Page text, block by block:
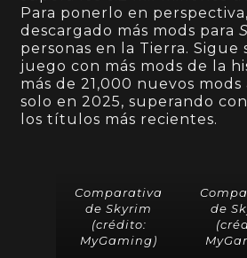
Para ponerlo en
descargado más mods para
personas en la Tierra. Sigue
juego con más mods de la
más de 21,000 nuevos mods
solo en 2025, superando
los títulos más recientes.
Comparativa
de Skyrim
(crédito:
MyGaming)
de